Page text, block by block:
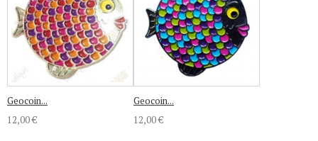
Geocoin...
12,00 €
Geocoin...
12,00 €